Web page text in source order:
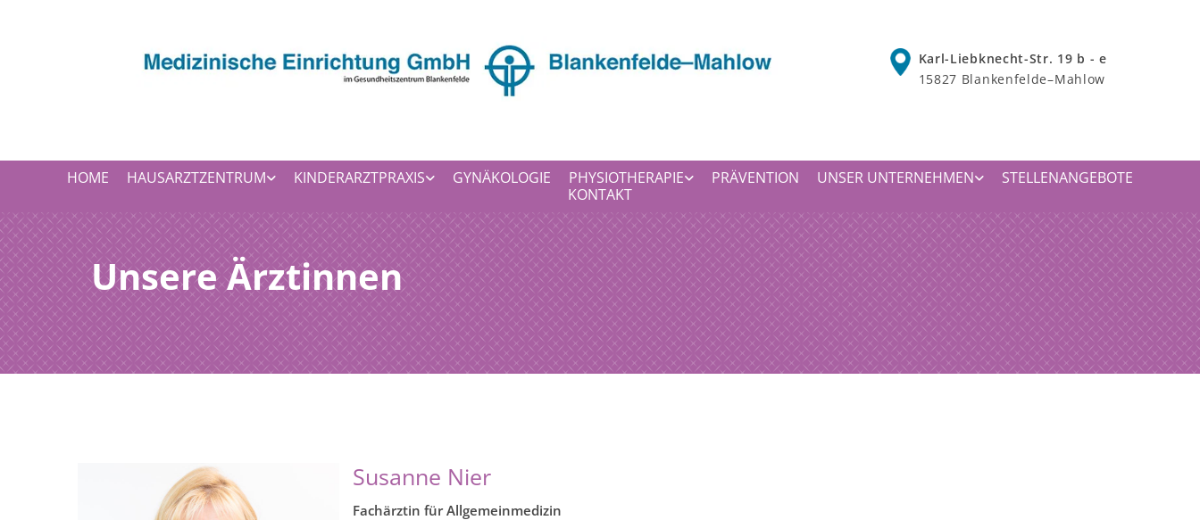
Karl-Liebknecht-Str. 19 b - e
15827 Blankenfelde–Mahlow
HOME HAUSARZTZENTRUM KINDERARZTPRAXIS GYNÄKOLOGIE PHYSIOTHERAPIE PRÄVENTION UNSER UNTERNEHMEN
STELLENANGEBOTE
KONTAKT
Unsere Ärztinnen
Susanne Nier
Fachärztin für Allgemeinmedizin